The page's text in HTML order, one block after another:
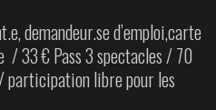
demandeur.se d’emploi,carte
/ 33 € Pass 3 spectacles / 70
participation libre pour les